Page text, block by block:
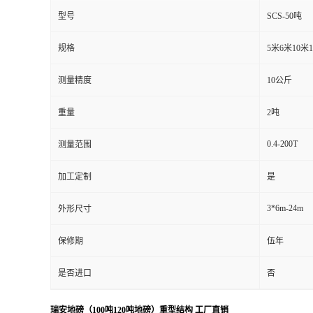
型号 SCS-50吨
规格 5米6米10米
测量精度 10公斤
重量 2吨
测量范围 0.4-200T
加工定制 是
外形尺寸 3*6m-24m
保修期 伍年
是否进口 否
瑞安地磅（100吨120吨地磅）重型结构 工厂直销